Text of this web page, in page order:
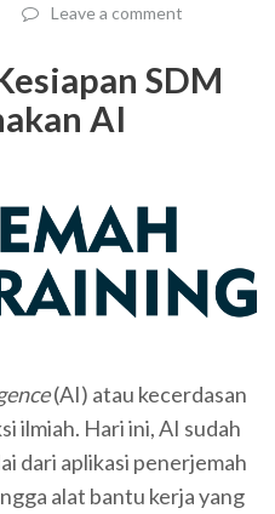
Leave a comment
SDM
AI
(AI) atau kecerdasan
ilmiah. Hari ini, AI sudah
dari aplikasi penerjemah
alat bantu kerja yang